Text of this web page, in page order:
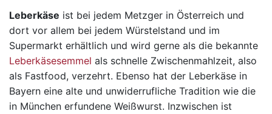
Leberkäse ist bei jedem Metzger in Österreich und
dort vor allem bei jedem Würstelstand und im
Supermarkt erhältlich und wird gerne als die bekannte
Leberkäsesemmel als schnelle Zwischenmahlzeit, also
als Fastfood, verzehrt. Ebenso hat der Leberkäse in
Bayern eine alte und unwiderrufliche Tradition wie die
in München erfundene Weißwurst. Inzwischen ist